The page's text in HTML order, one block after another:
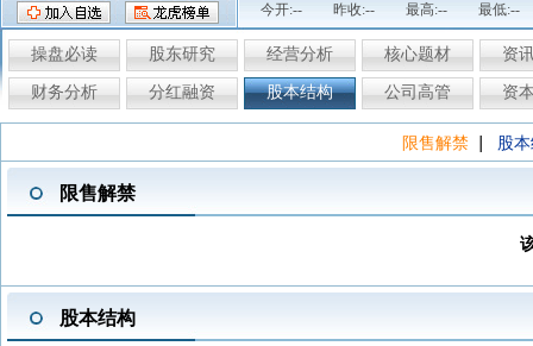
今开:-- 昨收:-- 最高:-- 最低:--
操盘必读 股东研究 经营分析 核心题材 资
财务分析 分红融资 股本结构 公司高管 资
限售解禁 股
限售解禁
股本结构